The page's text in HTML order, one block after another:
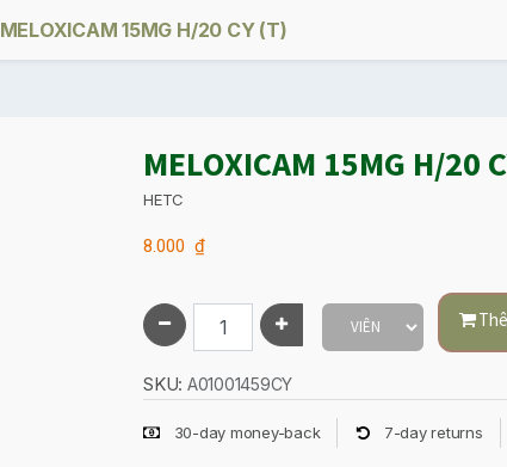
MELOXICAM 15MG H/20 CY (T)
MELOXICAM 15MG H/20
HETC
8.000 ₫
SKU: A01001459CY
30-day money-back 7-day returns